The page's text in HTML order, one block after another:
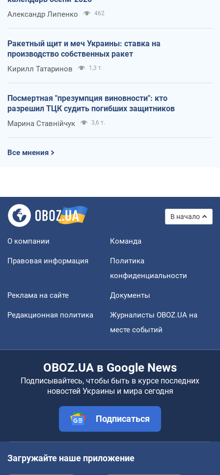
Александр Липенко 462
Ракетный щит и меч Украины: ставка на
производство собственных ракет
Кирилл Татаринов 1,3 т.
Посмертная "презумпция виновности": кто
разрешил ТЦК судить погибших защитников
Марина Ставнійчук 3,6 т.
Все мнения
В начало
О компании Команда
Правовая информация
Политика
конфиденциальности
Реклама на сайте Документы
Редакционная политика
Журналисты OBOZ.UA на
месте событий
OBOZ.UA в Google News
Подписывайтесь, чтобы быть в курсе последних
новостей Украины и мира сегодня
Подписаться
Загружайте наше приложение